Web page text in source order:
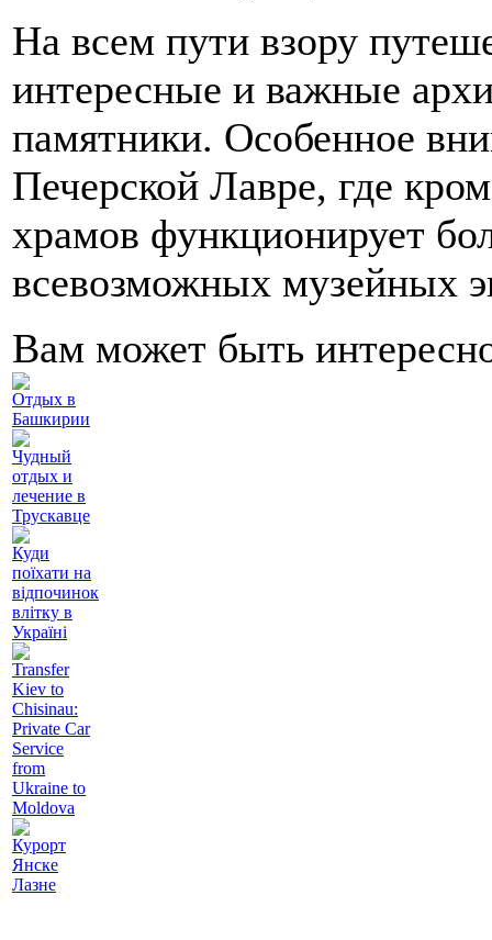
На всем пути взору
интересные и важные
памятники. Особенное
Печерской Лавре, где
храмов функционирует
всевозможных музейных
Вам может быть
Отдых в
Башкирии
Чудный
отдых и
лечение в
Трускавце
Куди
поїхати на
відпочинок
влітку в
Україні
Transfer
Kiev to
Chisinau:
Private Car
Service
from
Ukraine to
Moldova
Курорт
Янске
Лазне